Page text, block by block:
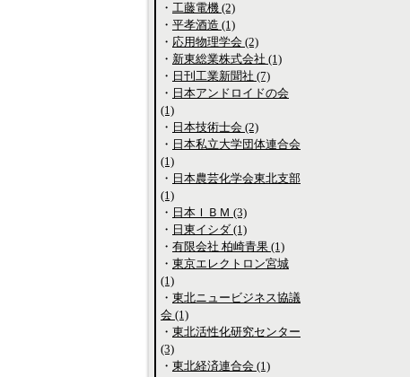
・ 工藤電機 (2)
・ 平孝酒造 (1)
・ 応用物理学会 (2)
・ 新東総業株式会社 (1)
・ 日刊工業新聞社 (7)
・ 日本アンドロイドの会
(1)
・ 日本技術士会 (2)
・ 日本私立大学団体連合会
(1)
・ 日本農芸化学会東北支部
(1)
・ 日本ＩＢＭ (3)
・ 日東イシダ (1)
・ 有限会社 柏崎青果 (1)
・ 東京エレクトロン宮城
(1)
・ 東北ニュービジネス協議
会 (1)
・ 東北活性化研究センター
(3)
・ 東北経済連合会 (1)